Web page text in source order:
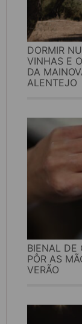
DORMIR
VINHAS E
DA
ALENTEJO
BIENAL DE
PÔR AS
VERÃO